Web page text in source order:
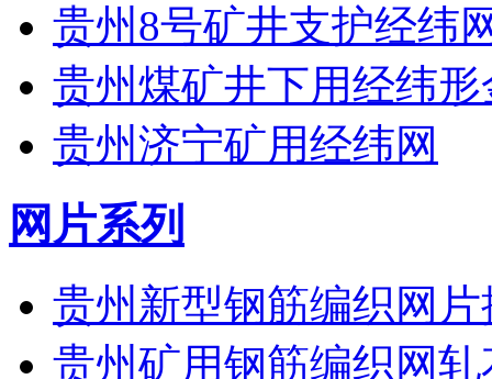
贵州8号矿井支护经纬
贵州煤矿井下用经纬
贵州济宁矿用经纬网
网片系列
贵州新型钢筋编织网
贵州矿用钢筋编织网